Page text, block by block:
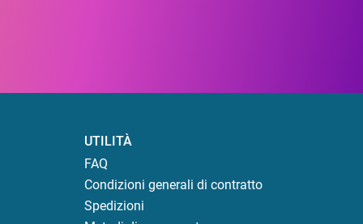
UTILITÀ
FAQ
Condizioni generali di contratto
Spedizioni